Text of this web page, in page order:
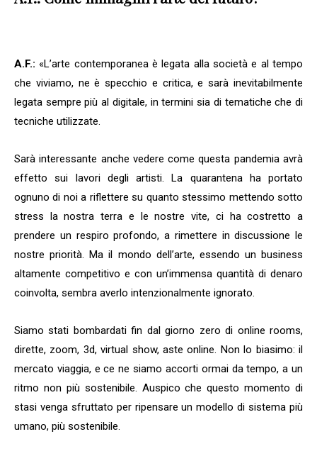
A.F.: «L’arte contemporanea è legata alla società e al tempo
che viviamo, ne è specchio e critica, e sarà inevitabilmente
legata sempre più al digitale, in termini sia di tematiche che di
tecniche utilizzate.
Sarà interessante anche vedere come questa pandemia avrà
effetto sui lavori degli artisti. La quarantena ha portato
ognuno di noi a riflettere su quanto stessimo mettendo sotto
stress la nostra terra e le nostre vite, ci ha costretto a
prendere un respiro profondo, a rimettere in discussione le
nostre priorità. Ma il mondo dell’arte, essendo un business
altamente competitivo e con un’immensa quantità di denaro
coinvolta, sembra averlo intenzionalmente ignorato.
Siamo stati bombardati fin dal giorno zero di online rooms,
dirette, zoom, 3d, virtual show, aste online. Non lo biasimo: il
mercato viaggia, e ce ne siamo accorti ormai da tempo, a un
ritmo non più sostenibile. Auspico che questo momento di
stasi venga sfruttato per ripensare un modello di sistema più
umano, più sostenibile.